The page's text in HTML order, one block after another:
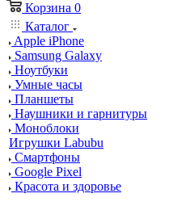
Корзина 0
Каталог
Apple iPhone
Samsung Galaxy
Ноутбуки
Умные часы
Планшеты
Наушники и гарнитуры
Моноблоки
Игрушки Labubu
Смартфоны
Google Pixel
Красота и здоровье